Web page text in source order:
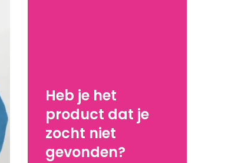
Heb je het
product dat je
zocht niet
gevonden?